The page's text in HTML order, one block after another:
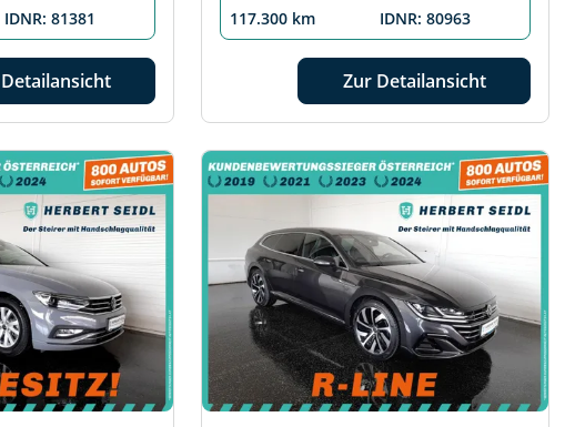
IDNR: 81381
117.300 km
IDNR: 80963
Zur Detailansicht